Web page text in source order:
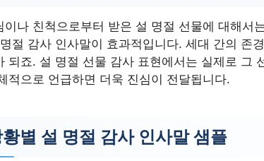
이나 친척으로부터 받은 설 명절 선물에 대해서
절 감사 인사말이 효과적입니다. 세대 간의 존
되죠. 설 명절 선물 감사 표현에서는 실제로 그
적으로 언급하면 더욱 진심이 전달됩니다.
별 설 명절 감사 인사말 샘플